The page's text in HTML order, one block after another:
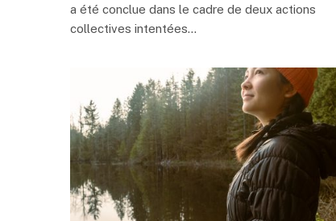
a été conclue dans le cadre de deux actions
collectives intentées…